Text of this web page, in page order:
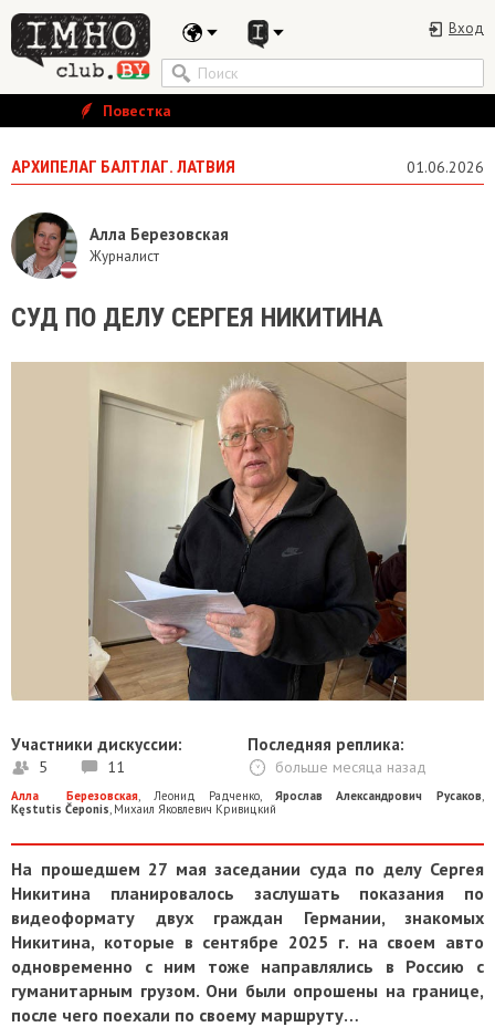
Вход
Повестка
АРХИПЕЛАГ БАЛТЛАГ. ЛАТВИЯ 01.06.2026
Алла Березовская
Журналист
СУД ПО ДЕЛУ СЕРГЕЯ НИКИТИНА
Участники дискуссии:
5 11
Последняя реплика:
больше месяца назад
Алла Березовская Леонид Радченко Ярослав Александрович Русаков
Kęstutis Čeponis Михаил Яковлевич Кривицкий
На прошедшем 27 мая заседании суда по делу Сергея
Никитина планировалось заслушать показания по
видеоформату двух граждан Германии, знакомых
Никитина, которые в сентябре 2025 г. на своем авто
одновременно с ним тоже направлялись в Россию с
гуманитарным грузом. Они были опрошены на границе,
после чего поехали по своему маршруту…